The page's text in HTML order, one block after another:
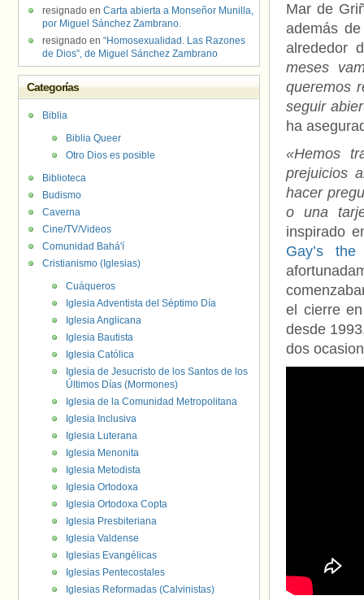
Mar de
además
alrededor
meses
queremos
seguir
ha
«Hemos
prejuicios
hacer
o una
inspirado
Gay’s the
el cierre
desde
dos
resignado en Carta abierta a Monseñor Munilla,
por Miguel Sánchez Zambrano.
resignado en “Homosexualidad. Las Razones
de Dios”, de Miguel Sánchez Zambrano
Categorías
Biblia
Biblia Queer
Otro Dios es posible
Biblioteca
Budismo
Caverna
Cine/TV/Videos
Comunidad Bahá'í
Cristianismo (Iglesias)
Cuáqueros
Iglesia Adventista del Séptimo Día
Iglesia Anglicana
Iglesia Bautista
Iglesia Católica
Iglesia de Jesucristo de los Santos de los
Últimos Días (Mormones)
Iglesia de la Comunidad Metropolitana
Iglesia Inclusiva
Iglesia Luterana
Iglesia Menonita
Iglesia Metodista
Iglesia Ortodoxa
Iglesia Ortodoxa Copta
Iglesia Presbiteriana
Iglesia Valdense
Iglesias Evangélicas
Iglesias Pentecostales
Iglesias Reformadas (Calvinistas)